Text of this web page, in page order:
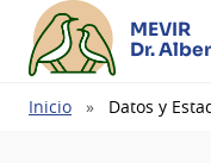
MEVIR
Dr.
Ruta
Inicio Datos y